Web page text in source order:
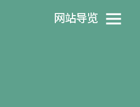
网站导览